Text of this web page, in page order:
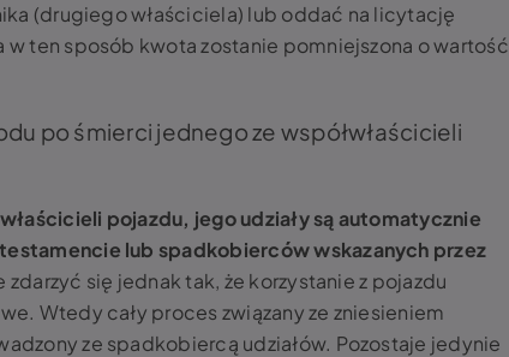
(drugiego właściciela) lub oddać na licytację
ten sposób kwota zostanie pomniejszona o wartość
po śmierci jednego ze współwłaścicieli
pojazdu, jego udziały są automatycznie
lub spadkobierców wskazanych przez
się jednak tak, że korzystanie z pojazdu
Wtedy cały proces związany ze zniesieniem
ze spadkobiercą udziałów. Pozostaje jedynie